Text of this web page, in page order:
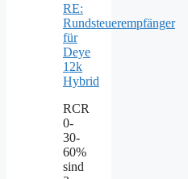
RE:
Rundsteuerempfänger
für
Deye
12k
Hybrid
RCR
0-
30-
60%
sind